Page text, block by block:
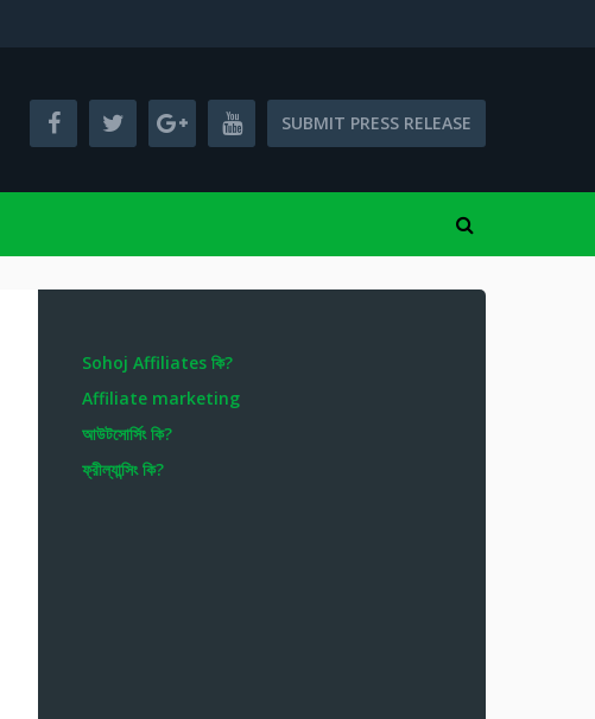
SUBMIT PRESS RELEASE
Sohoj Affiliates কি?
Affiliate marketing
আউটসোর্সিং কি?
ফ্রীল্যান্সিং কি?